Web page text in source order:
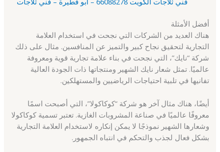
أفضل الأمثلة
هناك العديد من الشركات التي نجحت في استخدام العلامة
التجارية لتحقيق نجاح كبير والتميز عن المنافسين. مثال على ذلك
شركة “نايك”، التي نجحت في بناء علامة تجارية قوية ومعروفة
عالميًا. تمثل شعار نايك الشهير ومنتجاتها ذات الجودة العالية
تفانيها في تلبية احتياجات الرياضيين والمستهلكين.
أيضًا، هناك مثال آخر هو شركة “كوكاكولا”، التي أصبحت اسمًا
معروفًا عالميًا في صناعة المشروبات الغازية. تعتبر تسمية كوكاكولا
وشعارها الشهير نموذجًا لا يمكن إنكاره لاستخدام العلامة التجارية
بشكل فعال لجذب والتحكم في انتباه الجمهور.